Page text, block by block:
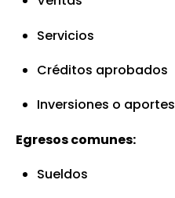
Servicios
Créditos aprobados
Inversiones o aportes
Egresos comunes:
Sueldos